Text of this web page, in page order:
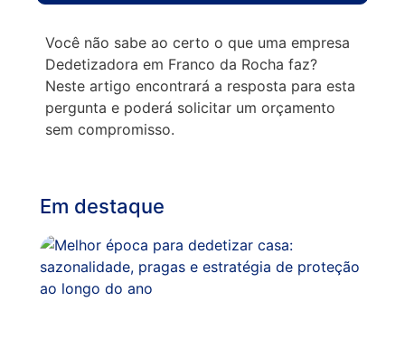
Você não sabe ao certo o que uma empresa
Dedetizadora em Franco da Rocha faz?
Neste artigo encontrará a resposta para esta
pergunta e poderá solicitar um orçamento
sem compromisso.
Em destaque